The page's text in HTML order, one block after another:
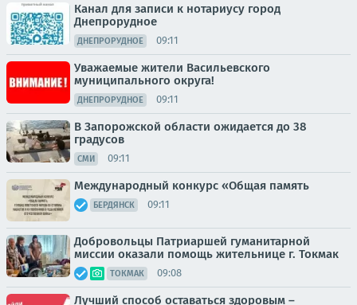
Канал для записи к нотариусу город
Днепрорудное
ДНЕПРОРУДНОЕ 09:11
Уважаемые жители Васильевского
муниципального округа!
ДНЕПРОРУДНОЕ 09:11
В Запорожской области ожидается до 38
градусов
СМИ 09:11
Международный конкурс «Общая память
БЕРДЯНСК 09:11
Добровольцы Патриаршей гуманитарной
миссии оказали помощь жительнице г. Токмак
ТОКМАК 09:08
Лучший способ оставаться здоровым –